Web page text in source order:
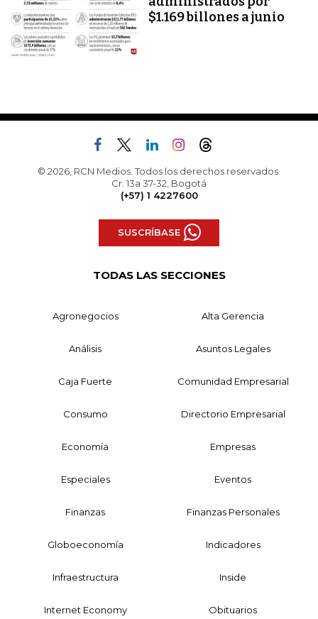
$1.169 billones a junio
© 2026, RCN Medios. Todos los derechos reservados.
Cr. 13a 37-32, Bogotá
(+57) 1 4227600
SUSCRÍBASE
TODAS LAS SECCIONES
Agronegocios Alta Gerencia
Análisis Asuntos Legales
Caja Fuerte Comunidad Empresarial
Consumo Directorio Empresarial
Economía Empresas
Especiales Eventos
Finanzas Finanzas Personales
Globoeconomía Indicadores
Infraestructura Inside
Internet Economy Obituarios